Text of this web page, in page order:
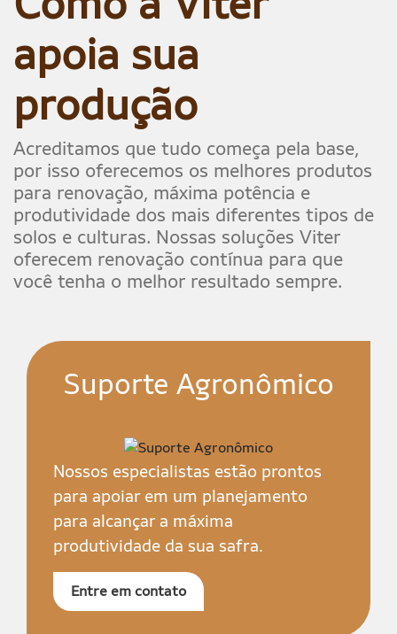
solicite
Acesse
agora
e
facilite
sua
gestão
apoia sua
produção
Acreditamos que tudo começa pela base,
por isso oferecemos os melhores produtos
para renovação, máxima potência e
produtividade dos mais diferentes tipos de
solos e culturas. Nossas soluções Viter
oferecem renovação contínua para que
você tenha o melhor resultado sempre.
Suporte Agronômico
Nossos especialistas estão prontos
para apoiar em um planejamento
para alcançar a máxima
produtividade da sua safra.
Entre em contato